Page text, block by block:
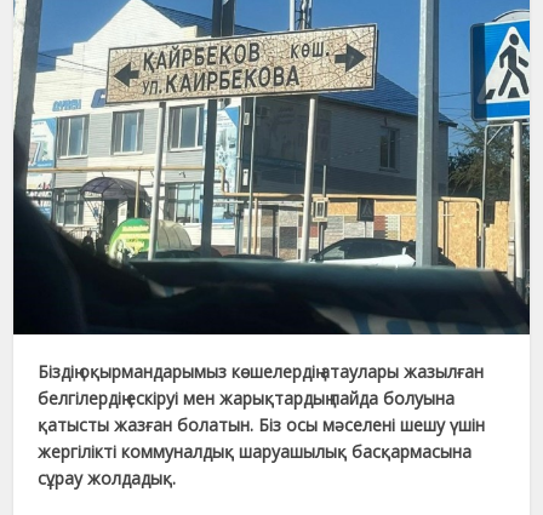
Біздің оқырмандарымыз көшелердің атаулары жазылған
белгілердің ескіруі мен жарықтардың пайда болуына
қатысты жазған болатын. Біз осы мәселені шешу үшін
жергілікті коммуналдық шаруашылық басқармасына
сұрау жолдадық.